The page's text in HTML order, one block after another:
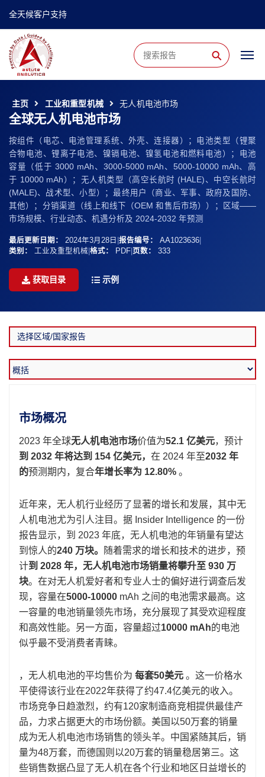
全天候客户支持
⚲
主页 工业和重型机械 无人机电池市场
全球无人机电池市场
按组件（电芯、电池管理系统、外壳、连接器）；电池类型（锂聚
合物电池、锂离子电池、镍镉电池、镍氢电池和燃料电池）；电池
容量（低于 3000 mAh、3000-5000 mAh、5000-10000 mAh、高
于 10000 mAh）；无人机类型（高空长航时 (HALE)、中空长航时
(MALE)、战术型、小型）；最终用户（商业、军事、政府及国防、
其他）；分销渠道（线上和线下（OEM 和售后市场））；区域——
市场规模、行业动态、机遇分析及 2024-2032 年预测
最后更新日期： 2024年3月28日 报告编号： AA1023636
类别：
工业及重型机械 格式： PDF 页数： 333
获取目录 示例
市场概况
2023 年全球无人机电池市场价值为52.1 亿美元，预计
到 2032 年将达到 154 亿美元， 在 2024 年至2032 年
的预测期内，复合年增长率为 12.80% 。
近年来，无人机行业经历了显著的增长和发展，其中无
人机电池尤为引人注目。据 Insider Intelligence 的一份
报告显示，到 2023 年底，无人机电池的年销量有望达
到惊人的240 万块。
随着需求的增长和技术的进步，预
计到 2028 年，无人机电池市场销量将攀升至 930 万
块。在对无人机爱好者和专业人士的偏好进行调查后发
现，容量在5000-10000 mAh 之间的电池需求最高。这
一容量的电池销量领先市场，充分展现了其受欢迎程度
和高效性能。另一方面，容量超过10000 mAh的电池
似乎最不受消费者青睐。
，无人机电池的平均售价为 每套50美元 。这一价格水
平使得该行业在2022年获得了约47.4亿美元的收入。
市场竞争日趋激烈，约有120家制造商竞相提供最佳产
品，力求占据更大的市场份额。美国以50万套的销量
成为无人机电池市场销售的领头羊。中国紧随其后，销
量为48万套，而德国则以20万套的销量稳居第三。这
些销售数据凸显了无人机在各个行业和地区日益增长的